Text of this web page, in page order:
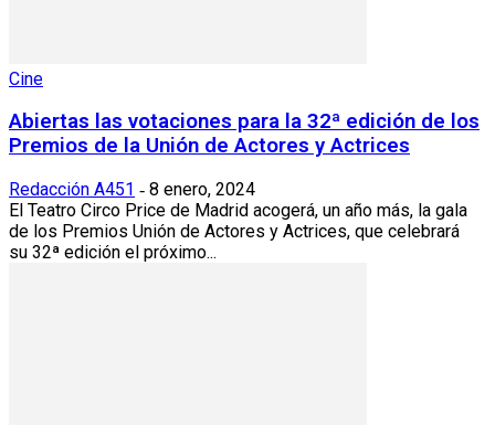
Cine
Abiertas las votaciones para la 32ª edición de los
Premios de la Unión de Actores y Actrices
Redacción A451 - 8 enero, 2024
El Teatro Circo Price de Madrid acogerá, un año más, la gala
de los Premios Unión de Actores y Actrices, que celebrará
su 32ª edición el próximo...